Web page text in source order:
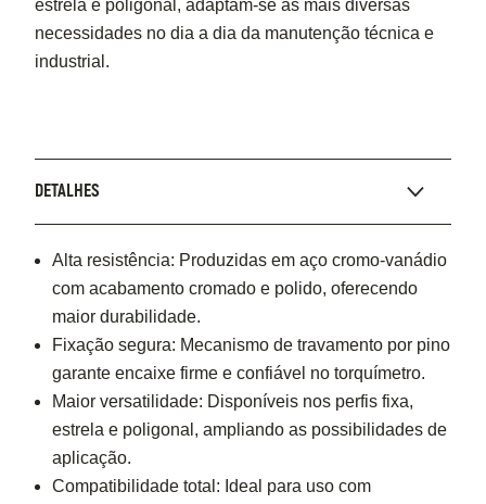
estrela e poligonal, adaptam-se às mais diversas
necessidades no dia a dia da manutenção técnica e
industrial.
DETALHES
Alta resistência: Produzidas em aço cromo-vanádio
com acabamento cromado e polido, oferecendo
maior durabilidade.
Fixação segura: Mecanismo de travamento por pino
garante encaixe firme e confiável no torquímetro.
Maior versatilidade: Disponíveis nos perfis fixa,
estrela e poligonal, ampliando as possibilidades de
aplicação.
Compatibilidade total: Ideal para uso com